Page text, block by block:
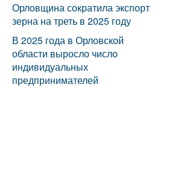
Орловщина сократила экспорт
зерна на треть в 2025 году
В 2025 года в Орловской
области выросло число
индивидуальных
предпринимателей